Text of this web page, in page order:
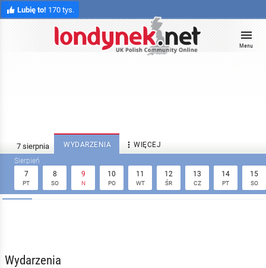
Lubię to! 170 tys.
Menu
WYDARZENIA  WIĘCEJ
7
PT
8
SO
9
N
10
PO
11
WT
12
ŚR
13
CZ
14
PT
15
SO
Wydarzenia